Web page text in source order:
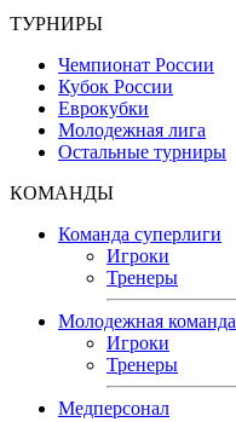
ТУРНИРЫ
Чемпионат России
Кубок России
Еврокубки
Молодежная лига
Остальные турниры
КОМАНДЫ
Команда суперлиги
Игроки
Тренеры
Молодежная команда
Игроки
Тренеры
Медперсонал